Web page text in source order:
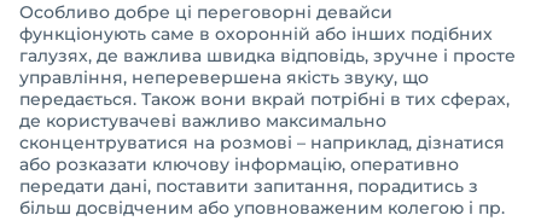
Особливо добре ці переговорні девайси
функціонують саме в охоронній або інших подібних
галузях, де важлива швидка відповідь, зручне і просте
управління, неперевершена якість звуку, що
передається. Також вони вкрай потрібні в тих сферах,
де користувачеві важливо максимально
сконцентруватися на розмові – наприклад, дізнатися
або розказати ключову інформацію, оперативно
передати дані, поставити запитання, порадитись з
більш досвідченим або уповноваженим колегою і пр.